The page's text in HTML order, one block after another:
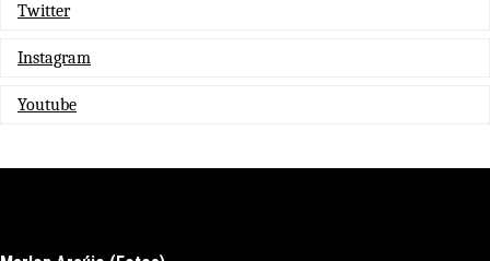
Twitter
Instagram
Youtube